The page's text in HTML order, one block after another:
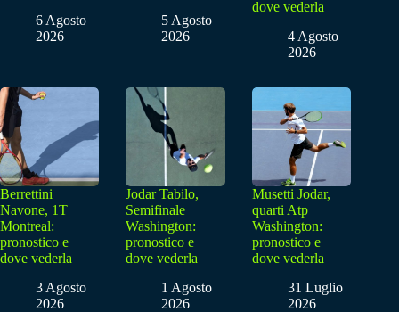
6 Agosto
2026
5 Agosto
2026
dove vederla
4 Agosto
2026
Berrettini
Navone, 1T
Montreal:
pronostico e
dove vederla
3 Agosto
2026
Jodar Tabilo,
Semifinale
Washington:
pronostico e
dove vederla
1 Agosto
2026
Musetti Jodar,
quarti Atp
Washington:
pronostico e
dove vederla
31 Luglio
2026